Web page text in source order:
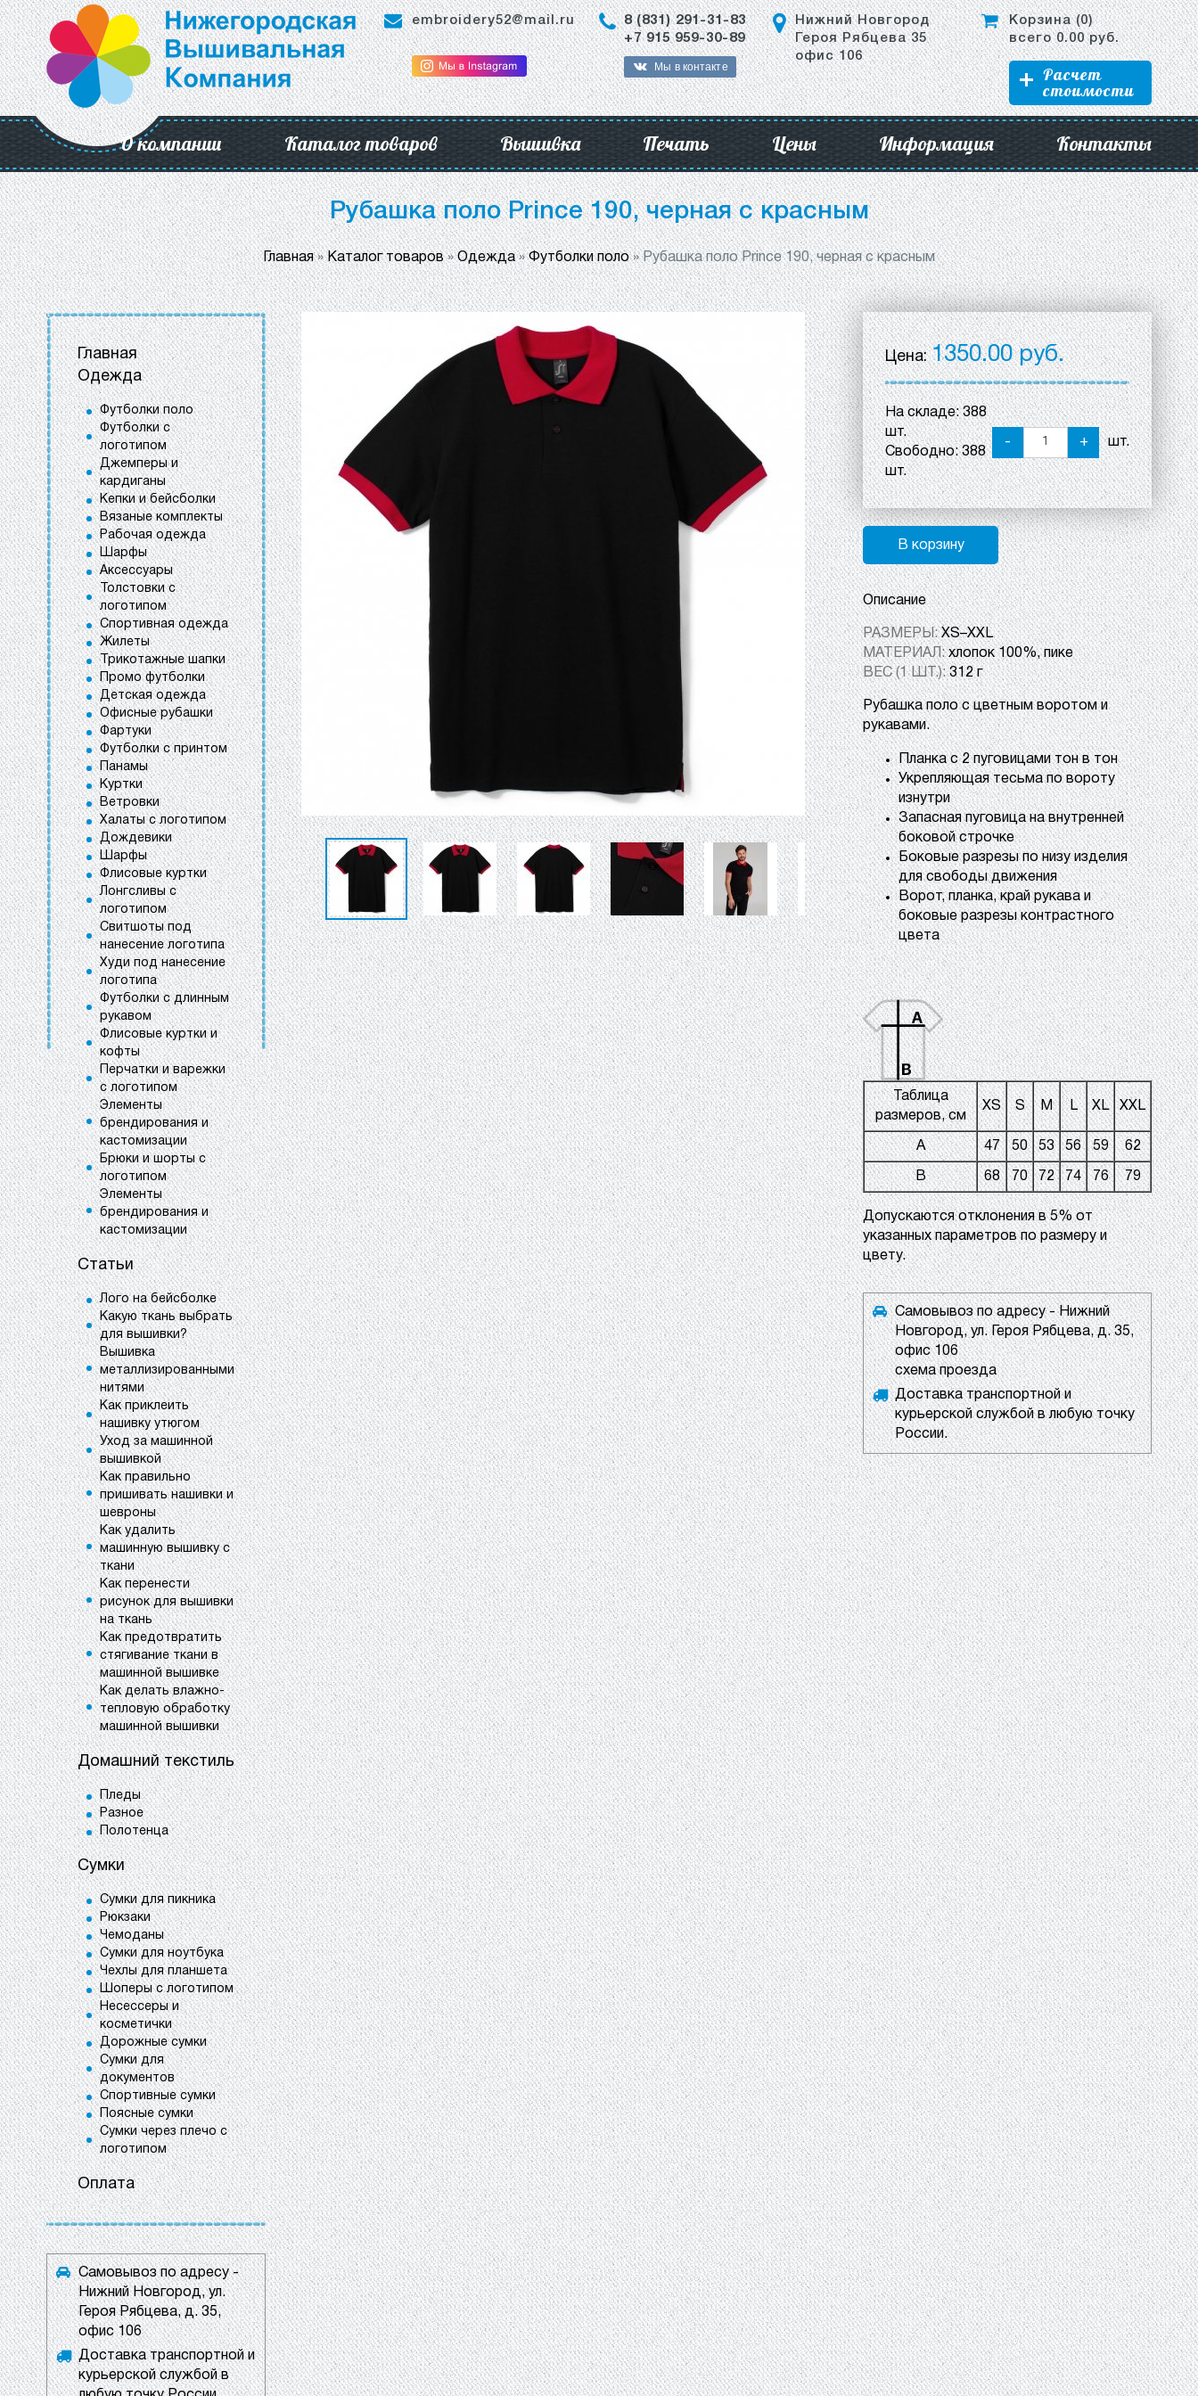
embroidery52@mail.ru
8 (831) 291-31-83
+7 915 959-30-89
Мы в контакте
Нижний Новгород
Героя Рябцева 35
офис 106
Корзина (0)
всего0.00руб.
Расчет
стоимости
О компании Каталог товаров Вышивка Печать Цены Информация Контакты
Рубашка поло Prince 190, черная с красным
Главная»Каталог товаров»Одежда»Футболки поло»Рубашка поло Prince 190, черная с красным
Главная
Одежда
Футболки поло
Футболки с
логотипом
Джемперы и
кардиганы
Кепки и бейсболки
Вязаные комплекты
Рабочая одежда
Шарфы
Аксессуары
Толстовки с
логотипом
Спортивная одежда
Жилеты
Трикотажные шапки
Промо футболки
Детская одежда
Офисные рубашки
Фартуки
Футболки с принтом
Панамы
Куртки
Ветровки
Халаты с логотипом
Дождевики
Шарфы
Флисовые куртки
Лонгсливы с
логотипом
Свитшоты под
нанесение логотипа
Худи под нанесение
логотипа
Футболки с длинным
рукавом
Флисовые куртки и
кофты
Перчатки и варежки
с логотипом
Элементы
брендирования и
кастомизации
Брюки и шорты с
логотипом
Элементы
брендирования и
кастомизации
Статьи
Лого на бейсболке
Какую ткань выбрать
для вышивки?
Вышивка
металлизированными
нитями
Как приклеить
нашивку утюгом
Уход за машинной
вышивкой
Как правильно
пришивать нашивки и
шевроны
Как удалить
машинную вышивку с
ткани
Как перенести
рисунок для вышивки
на ткань
Как предотвратить
стягивание ткани в
машинной вышивке
Как делать влажно-
тепловую обработку
машинной вышивки
Домашний текстиль
Пледы
Разное
Полотенца
Сумки
Сумки для пикника
Рюкзаки
Чемоданы
Сумки для ноутбука
Чехлы для планшета
Шоперы с логотипом
Несессеры и
косметички
Дорожные сумки
Сумки для
документов
Спортивные сумки
Поясные сумки
Сумки через плечо с
логотипом
Оплата
Самовывоз по адресу -
Нижний Новгород, ул.
Героя Рябцева, д. 35,
офис 106
Доставка транспортной и
курьерской службой в
Цена:1350.00 руб.
На складе:388
шт.
Свободно:388
шт.
- + шт.
В корзину
Описание
РАЗМЕРЫ:XS–XXL
МАТЕРИАЛ:хлопок 100%, пике
ВЕС (1 ШТ.):312 г
Рубашка поло с цветным воротом и
рукавами.
Планка с 2 пуговицами тон в тон
Укрепляющая тесьма по вороту
изнутри
Запасная пуговица на внутренней
боковой строчке
Боковые разрезы по низу изделия
для свободы движения
Ворот, планка, край рукава и
боковые разрезы контрастного
цвета
Таблица
размеров, см
XS S M L XL XXL
A 47 50 53 56 59 62
B 68 70 72 74 76 79
Допускаются отклонения в 5% от
указанных параметров по размеру и
цвету.
Самовывоз по адресу - Нижний
Новгород, ул. Героя Рябцева, д. 35,
офис 106
схема проезда
Доставка транспортной и
курьерской службой в любую точку
России.